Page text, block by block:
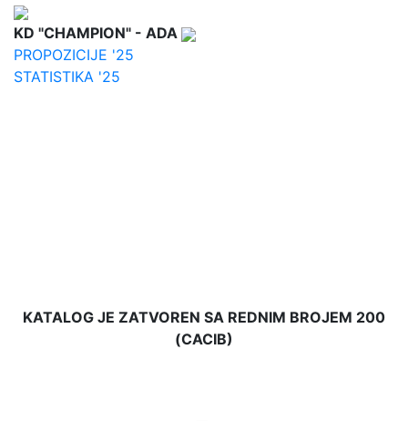
KD "CHAMPION" - ADA
PROPOZICIJE '25
STATISTIKA '25
KATALOG JE ZATVOREN SA REDNIM BROJEM 200
(CACIB)